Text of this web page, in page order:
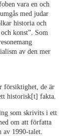
vara en och
med judar
historia och
konst”. Som
av den mer
försiktighet, de är
historisk[t] fakta.
som skrivits i ett
om att författa
av 1990-talet.